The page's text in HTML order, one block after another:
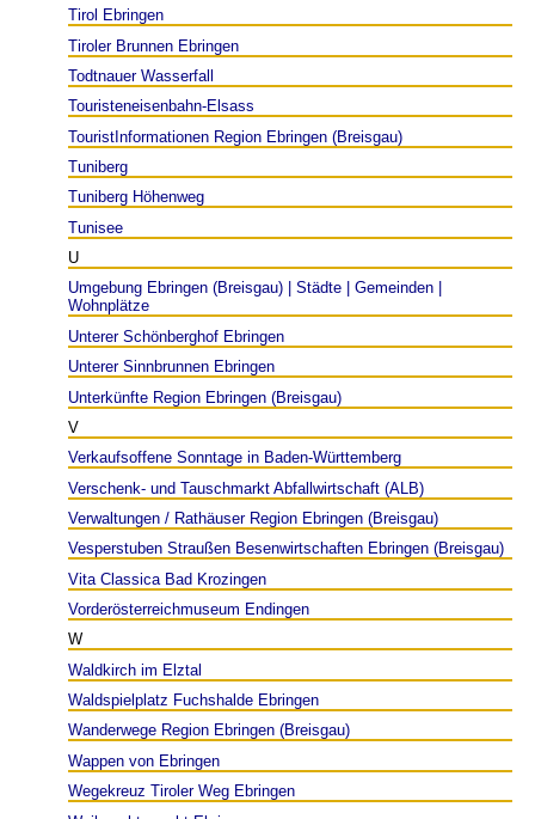
Tirol Ebringen
Tiroler Brunnen Ebringen
Todtnauer Wasserfall
Touristeneisenbahn-Elsass
TouristInformationen Region Ebringen (Breisgau)
Tuniberg
Tuniberg Höhenweg
Tunisee
U
Umgebung Ebringen (Breisgau) | Städte | Gemeinden |
Wohnplätze
Unterer Schönberghof Ebringen
Unterer Sinnbrunnen Ebringen
Unterkünfte Region Ebringen (Breisgau)
V
Verkaufsoffene Sonntage in Baden-Württemberg
Verschenk- und Tauschmarkt Abfallwirtschaft (ALB)
Verwaltungen / Rathäuser Region Ebringen (Breisgau)
Vesperstuben Straußen Besenwirtschaften Ebringen (Breisgau)
Vita Classica Bad Krozingen
Vorderösterreichmuseum Endingen
W
Waldkirch im Elztal
Waldspielplatz Fuchshalde Ebringen
Wanderwege Region Ebringen (Breisgau)
Wappen von Ebringen
Wegekreuz Tiroler Weg Ebringen